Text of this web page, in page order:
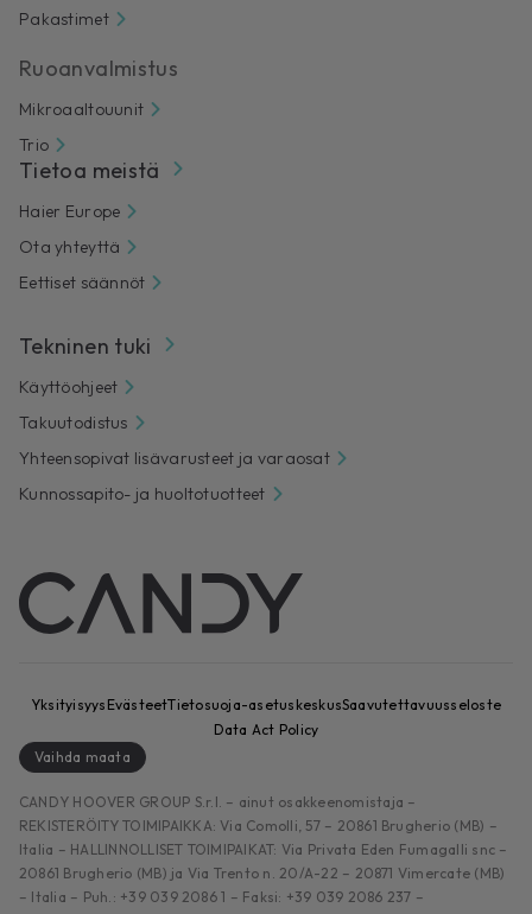
Pakastimet
Ruoanvalmistus
Mikroaaltouunit
Trio
Tietoa meistä
Haier Europe
Ota yhteyttä
Eettiset säännöt
Tekninen tuki
Käyttöohjeet
Takuutodistus
Yhteensopivat lisävarusteet ja varaosat
Kunnossapito- ja huoltotuotteet
CANDY HOOVER GROUP S.r.I. – ainut osakkeenomistaja –
REKISTERÖITY TOIMIPAIKKA: Via Comolli, 57 – 20861 Brugherio (MB) –
Italia – HALLINNOLLISET TOIMIPAIKAT: Via Privata Eden Fumagalli snc –
20861 Brugherio (MB) ja Via Trento n. 20/A-22 – 20871 Vimercate (MB)
– Italia – Puh.: +39 039 2086 1 – Faksi: +39 039 2086 237 –
Yksityisyys EvästeetTietosuoja-asetuskeskusSaavutettavuusseloste
Data Act Policy
Vaihda maata